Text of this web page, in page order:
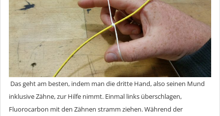
Das geht am besten, indem man die dritte Hand, also seinen Mund
inklusive Zähne, zur Hilfe nimmt. Einmal links überschlagen,
Fluorocarbon mit den Zähnen stramm ziehen. Während der